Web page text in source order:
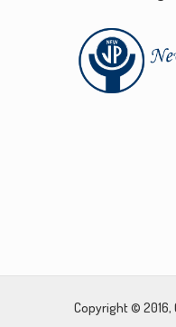
Copyright © 2016,